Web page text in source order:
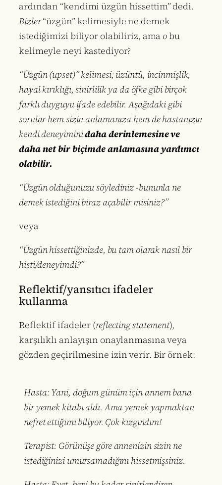
ardından “kendimi üzgün hissettim” dedi.
Bizler“üzgün” kelimesiyle ne demek
istediğimizi biliyor olabiliriz, ama obu
kelimeyle neyi kastediyor?
“Üzgün (upset)” kelimesi; üzüntü, incinmişlik,
hayal kırıklığı, sinirlilik ya da öfke gibi birçok
farklı duyguyu ifade edebilir. Aşağıdaki gibi
sorular hem sizin anlamanıza hem de hastanızın
kendi deneyiminidaha derinlemesine ve
daha net bir biçimde anlamasına yardımcı
olabilir.
“Üzgün olduğunuzu söylediniz -bununla ne
demek istediğini biraz açabilir misiniz?”
veya
“Üzgün hissettiğinizde, bu tam olarak nasıl bir
histi/deneyimdi?”
Reflektif/yansıtıcı ifadeler
kullanma
Reflektif ifadeler (reflecting statement),
karşılıklı anlayışın onaylanmasına veya
gözden geçirilmesine izin verir. Bir örnek:
Hasta: Yani, doğum günüm için annem bana
bir yemek kitabı aldı. Ama yemek yapmaktan
nefret ettiğimi biliyor. Çok kızgındım!
Terapist: Görünüşe göre annenizin sizin ne
istediğinizi umursamadığını hissetmişsiniz.